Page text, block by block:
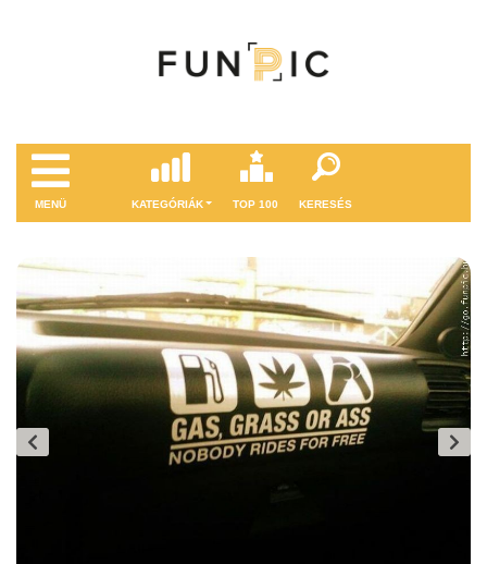
MENÜ KATEGÓRIÁK TOP 100 KERESÉS